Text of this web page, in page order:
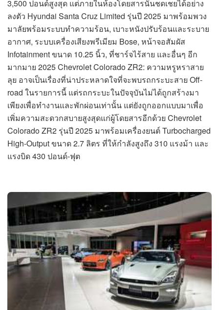
3,500 ปอนด์สูงสุด แต่ภายในห้องโดยสารนั้นชดเชยได้อย่าง
ลงตัว Hyundai Santa Cruz Limited รุ่นปี 2025 มาพร้อมพวง
มาลัยพร้อมระบบทำความร้อน, เบาะหนังปรับร้อนและระบาย
อากาศ, ระบบเครื่องเสียงพรีเมียม Bose, หน้าจอสัมผัส
Infotainment ขนาด 10.25 นิ้ว, ที่ชาร์จไร้สาย และอื่นๆ อีก
มากมาย 2025 Chevrolet Colorado ZR2: ความหรูหราสาย
ลุย อาจเป็นเรื่องที่น่าประหลาดใจที่จะพบรถกระบะสาย Off-
road ในรายการนี้ แต่รถกระบะในปัจจุบันไม่ได้ถูกสร้างมา
เพียงเพื่อทำงานและพักผ่อนเท่านั้น แต่ยังถูกออกแบบมาเพื่อ
เพิ่มความสะดวกสบายสูงสุดแก่ผู้โดยสารอีกด้วย Chevrolet
Colorado ZR2 รุ่นปี 2025 มาพร้อมเครื่องยนต์ Turbocharged
High-Output ขนาด 2.7 ลิตร ที่ให้กำลังสูงถึง 310 แรงม้า และ
แรงบิด 430 ปอนด์-ฟุต